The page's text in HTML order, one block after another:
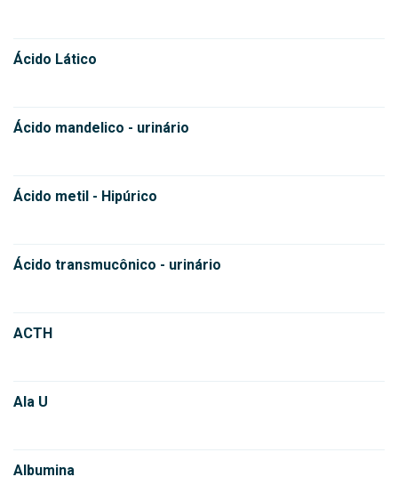
Ácido Lático
Ácido mandelico - urinário
Ácido metil - Hipúrico
Ácido transmucônico - urinário
ACTH
Ala U
Albumina